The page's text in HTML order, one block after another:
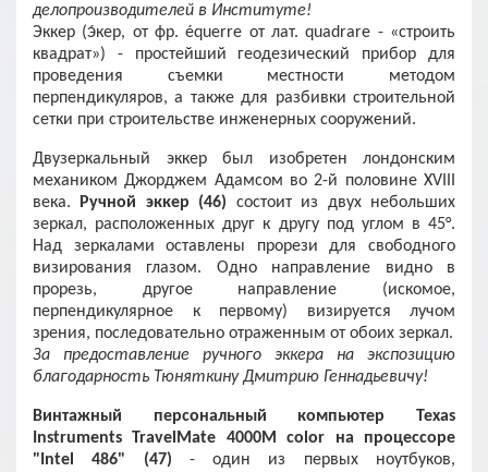
делопроизводителей в Институте!
Эккер (э́кер, от фр. équerre от лат. quadrare - «строить
квадрат») - простейший геодезический прибор для
проведения съемки местности методом
перпендикуляров, а также для разбивки строительной
сетки при строительстве инженерных сооружений.
Двузеркальный эккер был изобретен лондонским
механиком Джорджем Адамсом во 2-й половине ХVIII
века. Ручной эккер (46) состоит из двух небольших
зеркал, расположенных друг к другу под углом в 45°.
Над зеркалами оставлены прорези для свободного
визирования глазом. Одно направление видно в
прорезь, другое направление (искомое,
перпендикулярное к первому) визируется лучом
зрения, последовательно отраженным от обоих зеркал.
За предоставление ручного эккера на экспозицию
благодарность Тюняткину Дмитрию Геннадьевичу!
Винтажный персональный компьютер Texas
Instruments TravelMate 4000M color на процессоре
"Intel 486" (47) - один из первых ноутбуков,